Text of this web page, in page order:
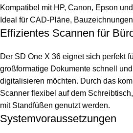
Kompatibel mit HP, Canon, Epson
Ideal für CAD-Pläne,
Effizientes Scannen für
Der SD One X 36 eignet sich perfekt
großformatige Dokumente schnell und
digitalisieren möchten. Durch das
Scanner flexibel auf dem
mit Standfüßen genutzt werden.
Systemvoraussetzungen